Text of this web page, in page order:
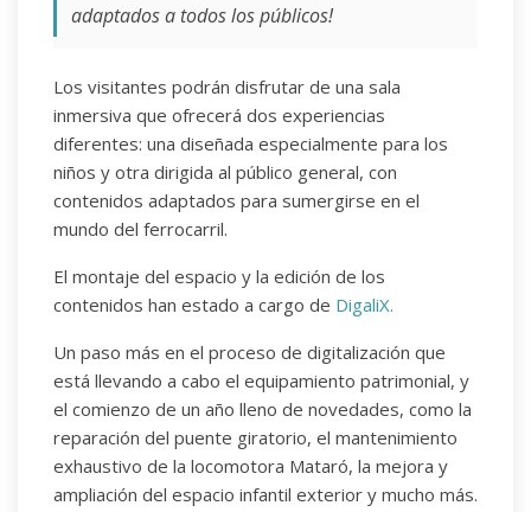
adaptados a todos los públicos!
Los visitantes podrán disfrutar de una sala
inmersiva que ofrecerá dos experiencias
diferentes: una diseñada especialmente para los
niños y otra dirigida al público general, con
contenidos adaptados para sumergirse en el
mundo del ferrocarril.
El montaje del espacio y la edición de los
contenidos han estado a cargo de DigaliX.
Un paso más en el proceso de digitalización que
está llevando a cabo el equipamiento patrimonial, y
el comienzo de un año lleno de novedades, como la
reparación del puente giratorio, el mantenimiento
exhaustivo de la locomotora Mataró, la mejora y
ampliación del espacio infantil exterior y mucho más.